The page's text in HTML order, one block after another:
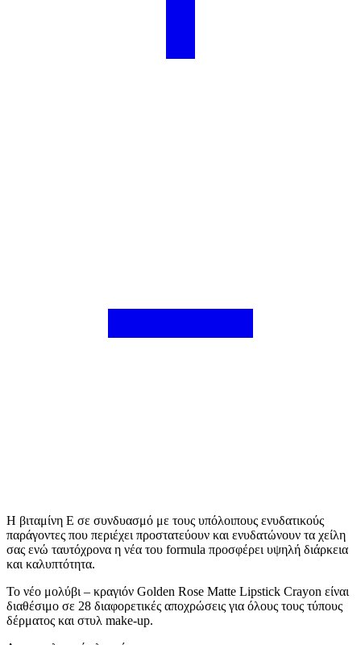
Η βιταμίνη Ε σε συνδυασμό με τους υπόλοιπους ενυδατικούς
παράγοντες που περιέχει προστατεύουν και ενυδατώνουν τα χείλη
σας ενώ ταυτόχρονα η νέα του formula προσφέρει υψηλή διάρκεια
και καλυπτότητα.
Το νέο μολύβι – κραγιόν Golden Rose Matte Lipstick Crayon είναι
διαθέσιμο σε 28 διαφορετικές αποχρώσεις για όλους τους τύπους
δέρματος και στυλ make-up.